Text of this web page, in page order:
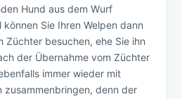
Hund aus dem Wurf
Sie Ihren Welpen dann
Züchter besuchen, ehe Sie ihn
der Übernahme vom Züchter
immer wieder mit
zusammenbringen, denn der